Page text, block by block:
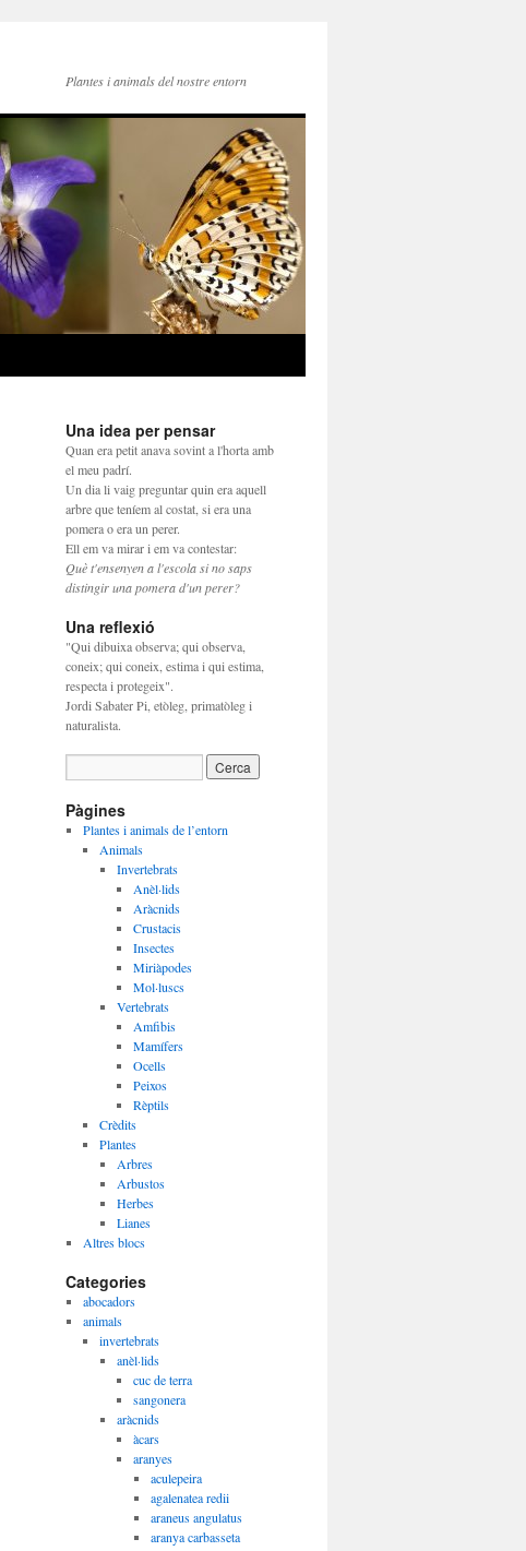
Plantes i animals del nostre entorn
Una idea per pensar
Quan era petit anava sovint a l'horta amb
el meu padrí.
Un dia li vaig preguntar quin era aquell
arbre que teníem al costat, si era una
pomera o era un perer.
Ell em va mirar i em va contestar:
Què t'ensenyen a l'escola si no saps
distingir una pomera d'un perer?
Una reflexió
"Qui dibuixa observa; qui observa,
coneix; qui coneix, estima i qui estima,
respecta i protegeix".
Jordi Sabater Pi, etòleg, primatòleg i
naturalista.
Pàgines
Plantes i animals de l’entorn
Animals
Invertebrats
Anèl·lids
Aràcnids
Crustacis
Insectes
Miriàpodes
Mol·luscs
Vertebrats
Amfibis
Mamífers
Ocells
Peixos
Rèptils
Crèdits
Plantes
Arbres
Arbustos
Herbes
Lianes
Altres blocs
Categories
abocadors
animals
invertebrats
anèl·lids
cuc de terra
sangonera
aràcnids
àcars
aranyes
aculepeira
agalenatea redii
araneus angulatus
aranya carbasseta